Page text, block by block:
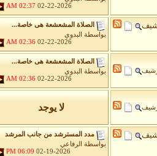
02-22-2026
02:37 AM
الصلاة المشعشعة هى خاصة...
بواسطة
البدوي
02-22-2026
02:36 AM
الصلاة المشعشعة هى خاصة...
بواسطة
البدوي
02-22-2026
02:36 AM
لا يوجد
مدد المسترشد من جانب المرشد
بواسطة
الرفاعي
02-19-2026
06:09 PM